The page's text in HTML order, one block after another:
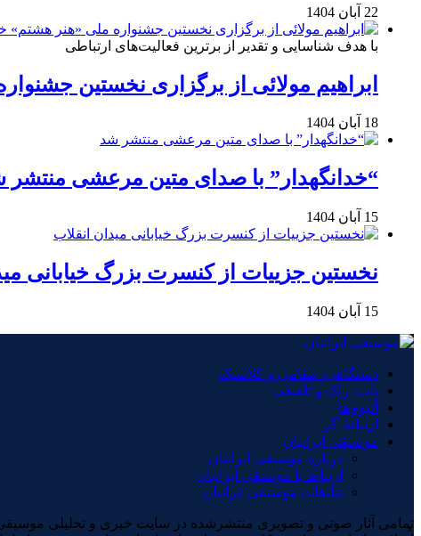
×
22 آبان 1404
با هدف شناسایی و تقدیر از برترین فعالیت‌های ارتباطی
ابراهیم مولائی از برگزاری نخستین
18 آبان 1404
“خدانگهدار” با صدای متین مرعشی منتشر
15 آبان 1404
نخستین جزییات از کنسرت بزرگ خیابانی
15 آبان 1404
دستگاهی، مقامی و کلاسیک
پاپ، راک و تلفیقی
آلبوم‌ها
ارتباط گر
موسیقی ایرانیان
درباره موسیقی ایرانیان
ارتباط با موسیقی ایرانیان
تبلیغات موسیقی ایرانیان